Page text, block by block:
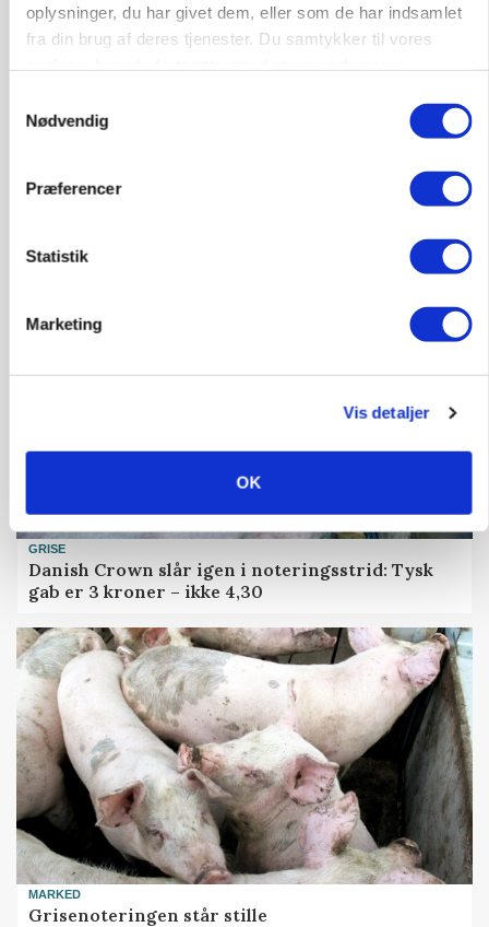
oplysninger, du har givet dem, eller som de har indsamlet
fra din brug af deres tjenester. Du samtykker til vores
Nødvendig
Præferencer
Statistik
Marketing
Vis detaljer
OK
MASKINER
Forserie til selvkørende skårlægger afprøves i år
GRISE
Danish Crown slår igen i noteringsstrid: Tysk
gab er 3 kroner – ikke 4,30
MARKED
Grisenoteringen står stille